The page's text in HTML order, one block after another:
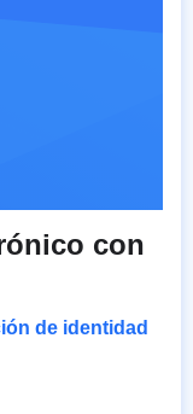
con
de identidad